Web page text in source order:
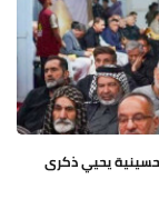
يحيي ذكرى